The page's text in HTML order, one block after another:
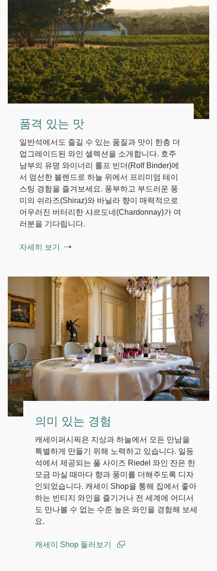
품격 있는 맛
일반석에서도 즐길 수 있는 품질과 맛이 한층 더
업그레이드된 와인 셀렉션을 소개합니다. 호주
남부의 유명 와이너리 롤프 빈더(Rolf Binder)에
서 엄선한 블렌드로 하늘 위에서 프리미엄 테이
스팅 경험을 즐겨보세요. 풍부하고 부드러운 풍
미의 쉬라즈(Shiraz)와 바닐라 향이 매력적으로
어우러진 버터리한 샤르도네(Chardonnay)가 여
러분을 기다립니다.
자세히 보기
의미 있는 경험
캐세이퍼시픽은 지상과 하늘에서 모든 만남을
특별하게 만들기 위해 노력하고 있습니다. 일등
석에서 제공되는 풀 사이즈 Riedel 와인 잔은 한
모금 마실 때마다 향과 풍미를 더해주도록 디자
인되었습니다. 캐세이 Shop을 통해 집에서 좋아
하는 빈티지 와인을 즐기거나 전 세계에 어디서
도 만나볼 수 없는 수준 높은 와인을 경험해 보세
요.
캐세이 Shop 둘러보기